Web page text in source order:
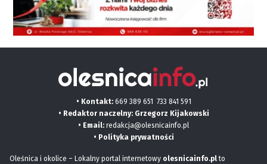
• Kontakt: 669 389 651 733 841 591
• Redaktor naczelny: Grzegorz Kijakowski
• Email: redakcja@olesnicainfo.pl
• Polityka prywatności
Oleśnica i okolice – Lokalny portal internetowy olesnicainfo.plto